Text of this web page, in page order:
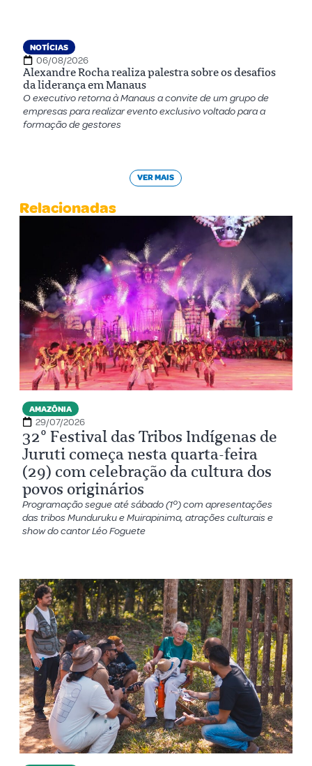
NOTÍCIAS
06/08/2026
Alexandre Rocha realiza palestra sobre os desafios
da liderança em Manaus
O executivo retorna à Manaus a convite de um grupo de
empresas para realizar evento exclusivo voltado para a
formação de gestores
VER MAIS
Relacionadas
AMAZÔNIA
29/07/2026
32º Festival das Tribos Indígenas de
Juruti começa nesta quarta-feira
(29) com celebração da cultura dos
povos originários
Programação segue até sábado (1º) com apresentações
das tribos Munduruku e Muirapinima, atrações culturais e
show do cantor Léo Foguete